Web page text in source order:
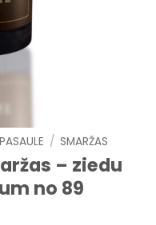
/ SMARŽAS
– ziedu
no 89